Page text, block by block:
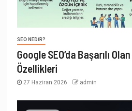
SEO NEDIR?
Google SEO’da Başarılı
Özellikleri
27 Haziran 2026 admin